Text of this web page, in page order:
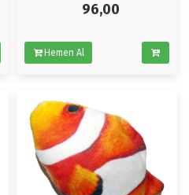
96,00
Hemen Al